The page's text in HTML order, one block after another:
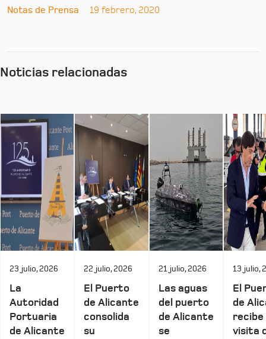
Notas de Prensa 19 febrero, 2020
Noticias relacionadas
23 julio, 2026
La
Autoridad
Portuaria
de Alicante
22 julio, 2026
El Puerto
de Alicante
consolida
su
21 julio, 2026
Las aguas
del puerto
de Alicante
se
13 julio,
El
de
recibe
visita